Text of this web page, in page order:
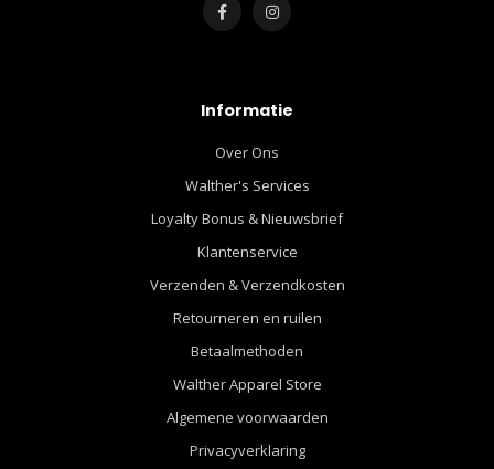
Informatie
Over Ons
Walther's Services
Loyalty Bonus & Nieuwsbrief
Klantenservice
Verzenden & Verzendkosten
Retourneren en ruilen
Betaalmethoden
Walther Apparel Store
Algemene voorwaarden
Privacyverklaring